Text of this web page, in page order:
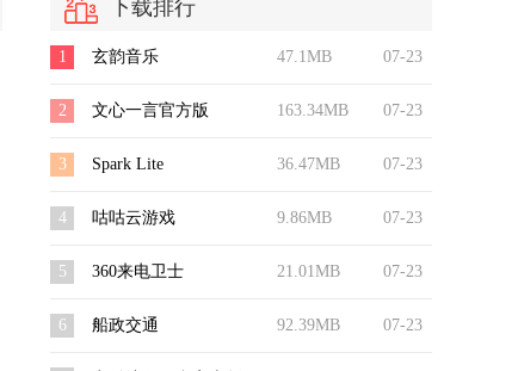
下载排行
07-23
47.1MB
1 玄韵音乐
07-23
163.34MB
2 文心一言官方版
07-23
36.47MB
3 Spark Lite
07-23
9.86MB
4 咕咕云游戏
07-23
21.01MB
5 360来电卫士
07-23
92.39MB
6 船政交通